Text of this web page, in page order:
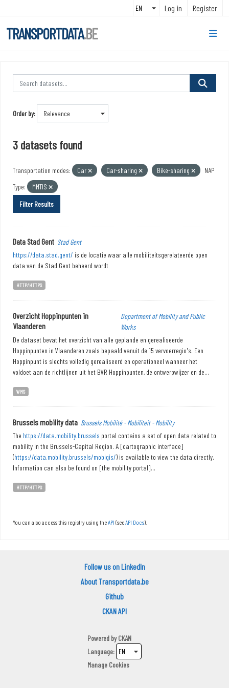
Log in Register
TRANSPORTDATA.BE
Order by
3 datasets found
Transportation modes: Car Car-sharing Bike-sharing
NAP
Type:
MMTIS
Filter Results
Data Stad Gent Stad Gent
https://data.stad.gent/ is de locatie waar alle mobiliteitsgerelateerde open
data van de Stad Gent beheerd wordt
HTTP/HTTPS
Overzicht Hoppinpunten in
Vlaanderen
Department of Mobility and Public
Works
De dataset bevat het overzicht van alle geplande en gerealiseerde
Hoppinpunten in Vlaanderen zoals bepaald vanuit de 15 vervoerregio's. Een
Hoppinpunt is slechts volledig gerealiseerd en operationeel wanneer het
voldoet aan de richtlijnen uit het BVR Hoppinpunten, de ontwerpwijzer en de...
WMS
Brussels mobility data
Brussels Mobilité - Mobiliteit - Mobility
The https://data.mobility.brussels portal contains a set of open data related to
mobility in the Brussels-Capital Region. A [cartographic interface]
(https://data.mobility.brussels/mobigis/) is available to view the data directly.
Information can also be found on [the mobility portal]...
HTTP/HTTPS
You can also access this registry using theAPI (seeAPI Docs).
Follow us on LinkedIn
About Transportdata.be
Github
CKAN API
Powered byCKAN
Language
Manage Cookies